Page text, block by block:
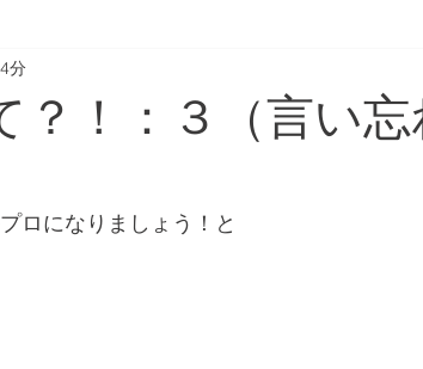
他
？！：３（言い
分
ロになりましょう！と